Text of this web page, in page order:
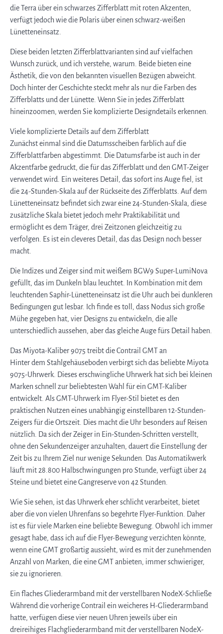
die Terra über ein schwarzes Zifferblatt mit roten Akzenten,
verfügt jedoch wie die Polaris über einen schwarz-weißen
Lünetteneinsatz.
Diese beiden letzten Zifferblattvarianten sind auf vielfachen
Wunsch zurück, und ich verstehe, warum. Beide bieten eine
Ästhetik, die von den bekannten visuellen Bezügen abweicht.
Doch hinter der Geschichte steckt mehr als nur die Farben des
Zifferblatts und der Lünette. Wenn Sie in jedes Zifferblatt
hineinzoomen, werden Sie komplizierte Designdetails erkennen.
Viele komplizierte Details auf dem Zifferblatt
Zunächst einmal sind die Datumsscheiben farblich auf die
Zifferblattfarben abgestimmt. Die Datumsfarbe ist auch in der
Akzentfarbe gedruckt, die für das Zifferblatt und den GMT-Zeiger
verwendet wird. Ein weiteres Detail, das sofort ins Auge fiel, ist
die 24-Stunden-Skala auf der Rückseite des Zifferblatts. Auf dem
Lünetteneinsatz befindet sich zwar eine 24-Stunden-Skala, diese
zusätzliche Skala bietet jedoch mehr Praktikabilität und
ermöglicht es dem Träger, drei Zeitzonen gleichzeitig zu
verfolgen. Es ist ein cleveres Detail, das das Design noch besser
macht.
Die Indizes und Zeiger sind mit weißem BGW9 Super-LumiNova
gefüllt, das im Dunkeln blau leuchtet. In Kombination mit dem
leuchtenden Saphir-Lünetteneinsatz ist die Uhr auch bei dunkleren
Bedingungen gut lesbar. Ich finde es toll, dass Nodus sich große
Mühe gegeben hat, vier Designs zu entwickeln, die alle
unterschiedlich aussehen, aber das gleiche Auge fürs Detail haben.
Das Miyota-Kaliber 9075 treibt die Contrail GMT an
Hinter dem Stahlgehäuseboden verbirgt sich das beliebte Miyota
9075-Uhrwerk. Dieses erschwingliche Uhrwerk hat sich bei kleinen
Marken schnell zur beliebtesten Wahl für ein GMT-Kaliber
entwickelt. Als GMT-Uhrwerk im Flyer-Stil bietet es den
praktischen Nutzen eines unabhängig einstellbaren 12-Stunden-
Zeigers für die Ortszeit. Dies macht die Uhr besonders auf Reisen
nützlich. Da sich der Zeiger in Ein-Stunden-Schritten verstellt,
ohne den Sekundenzeiger anzuhalten, dauert die Einstellung der
Zeit bis zu Ihrem Ziel nur wenige Sekunden. Das Automatikwerk
läuft mit 28.800 Halbschwingungen pro Stunde, verfügt über 24
Steine und bietet eine Gangreserve von 42 Stunden.
Wie Sie sehen, ist das Uhrwerk eher schlicht verarbeitet, bietet
aber die von vielen Uhrenfans so begehrte Flyer-Funktion. Daher
ist es für viele Marken eine beliebte Bewegung. Obwohl ich immer
gesagt habe, dass ich auf die Flyer-Bewegung verzichten könnte,
wenn eine GMT großartig aussieht, wird es mit der zunehmenden
Anzahl von Marken, die eine GMT anbieten, immer schwieriger,
sie zu ignorieren.
Ein flaches Gliederarmband mit der verstellbaren NodeX-Schließe
Während die vorherige Contrail ein weicheres H-Gliederarmband
hatte, verfügen diese vier neuen Uhren jeweils über ein
dreireihiges Flachgliederarmband mit der verstellbaren NodeX-